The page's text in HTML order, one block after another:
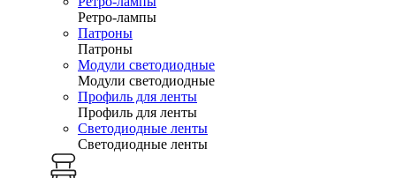
Ретро-лампы
Патроны
Патроны
Модули светодиодные
Модули светодиодные
Профиль для ленты
Профиль для ленты
Светодиодные ленты
Светодиодные ленты